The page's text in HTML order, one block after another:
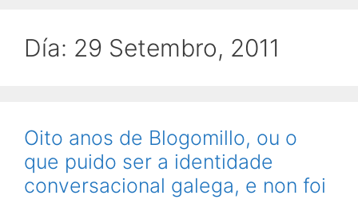
Día: 29 Setembro, 2011
Oito anos de Blogomillo, ou o
que puido ser a identidade
conversacional galega, e non foi